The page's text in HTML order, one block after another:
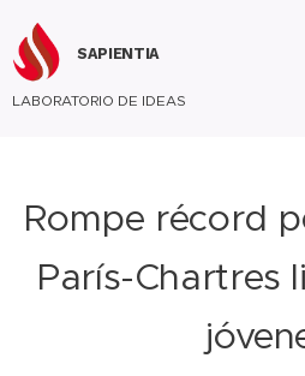
SAPIENTIA
LABORATORIO DE IDEAS
Rompe récord
París-Chartres